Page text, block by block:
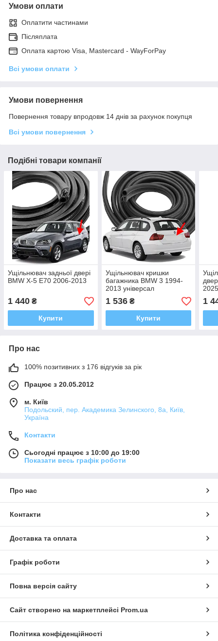
Умови оплати
Оплатити частинами
Післяплата
Оплата картою Visa, Mastercard - WayForPay
Всі умови оплати
Умови повернення
Повернення товару впродовж 14 днів за рахунок покупця
Всі умови повернення
Подібні товари компанії
Ущільнювач задньої двері
BMW X-5 E70 2006-2013
1 440 ₴
Купити
Ущільнювач кришки
багажника BMW 3 1994-
2013 універсал
1 536₴
Купити
1
Про нас
100% позитивних з 176 відгуків за рік
Працює з 20.05.2012
м. Київ
Подольский, пер. Академика Зелинского, 8а, Київ,
Україна
Контакти
Сьогодні працює з 10:00 до 19:00
Показати весь графік роботи
Про нас
Контакти
Доставка та оплата
Графік роботи
Повна версія сайту
Сайт створено на маркетплейсі Prom.ua
Політика конфіденційності